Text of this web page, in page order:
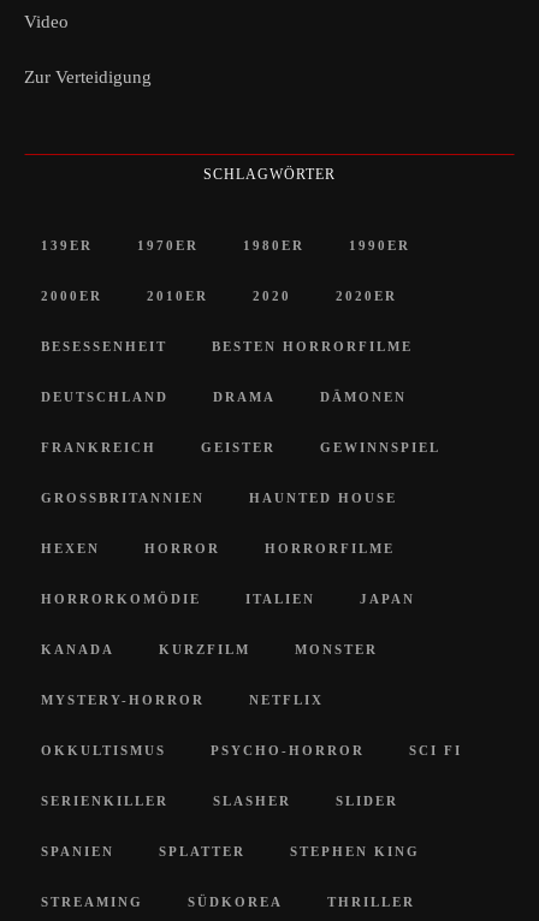
Video
Zur Verteidigung
SCHLAGWÖRTER
139ER 1970ER 1980ER 1990ER
2000ER 2010ER 2020 2020ER
BESESSENHEIT BESTEN HORRORFILME
DEUTSCHLAND DRAMA DÄMONEN
FRANKREICH GEISTER GEWINNSPIEL
GROSSBRITANNIEN HAUNTED HOUSE
HEXEN HORROR HORRORFILME
HORRORKOMÖDIE ITALIEN JAPAN
KANADA KURZFILM MONSTER
MYSTERY-HORROR NETFLIX
OKKULTISMUS PSYCHO-HORROR SCI FI
SERIENKILLER SLASHER SLIDER
SPANIEN SPLATTER STEPHEN KING
STREAMING SÜDKOREA THRILLER